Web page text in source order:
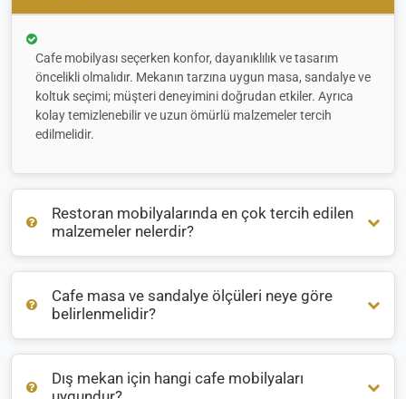
Cafe mobilyası seçerken konfor, dayanıklılık ve tasarım
öncelikli olmalıdır. Mekanın tarzına uygun masa, sandalye ve
koltuk seçimi; müşteri deneyimini doğrudan etkiler. Ayrıca
kolay temizlenebilir ve uzun ömürlü malzemeler tercih
edilmelidir.
Restoran mobilyalarında en çok tercih edilen
malzemeler nelerdir?
Restoran mobilyalarında genellikleahşap ,metalverattan
malzemeler öne çıkar. İç mekanlarda sıcak bir atmosfer için
ahşap, dış mekanlarda ise hava koşullarına dayanıklı
alüminyum veya rattan tercih edilir.
Cafe masa ve sandalye ölçüleri neye göre
belirlenmelidir?
Masa ve sandalye ölçüleri, mekanın büyüklüğüne ve oturma
Dış mekan için hangi cafe mobilyaları